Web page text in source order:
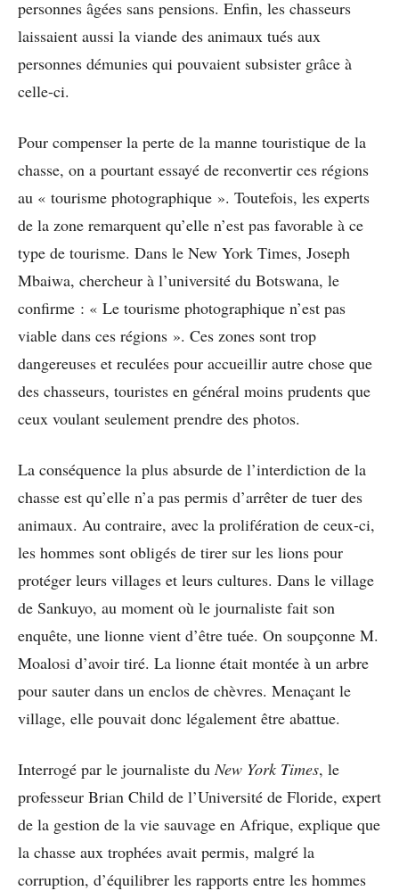
personnes âgées sans pensions. Enfin, les chasseurs
laissaient aussi la viande des animaux tués aux
personnes démunies qui pouvaient subsister grâce à
celle-ci.
Pour compenser la perte de la manne touristique de la
chasse, on a pourtant essayé de reconvertir ces régions
au « tourisme photographique ». Toutefois, les experts
de la zone remarquent qu’elle n’est pas favorable à ce
type de tourisme. Dans le New York Times, Joseph
Mbaiwa, chercheur à l’université du Botswana, le
confirme : « Le tourisme photographique n’est pas
viable dans ces régions ». Ces zones sont trop
dangereuses et reculées pour accueillir autre chose que
des chasseurs, touristes en général moins prudents que
ceux voulant seulement prendre des photos.
La conséquence la plus absurde de l’interdiction de la
chasse est qu’elle n’a pas permis d’arrêter de tuer des
animaux. Au contraire, avec la prolifération de ceux-ci,
les hommes sont obligés de tirer sur les lions pour
protéger leurs villages et leurs cultures. Dans le village
de Sankuyo, au moment où le journaliste fait son
enquête, une lionne vient d’être tuée. On soupçonne M.
Moalosi d’avoir tiré. La lionne était montée à un arbre
pour sauter dans un enclos de chèvres. Menaçant le
village, elle pouvait donc légalement être abattue.
Interrogé par le journaliste du New York Times, le
professeur Brian Child de l’Université de Floride, expert
de la gestion de la vie sauvage en Afrique, explique que
la chasse aux trophées avait permis, malgré la
corruption, d’équilibrer les rapports entre les hommes